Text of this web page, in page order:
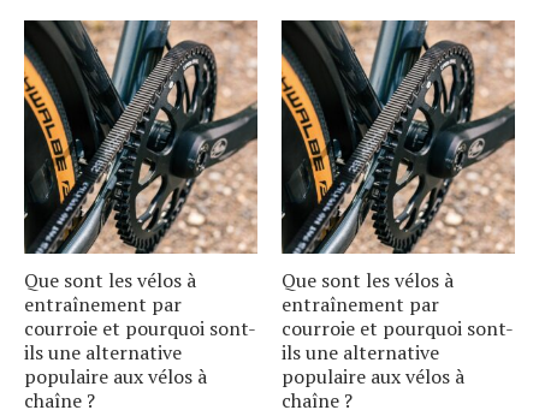
Que sont les vélos à
entraînement par
courroie et pourquoi sont-
ils une alternative
populaire aux vélos à
chaîne ?
Que sont les vélos à
entraînement par
courroie et pourquoi sont-
ils une alternative
populaire aux vélos à
chaîne ?